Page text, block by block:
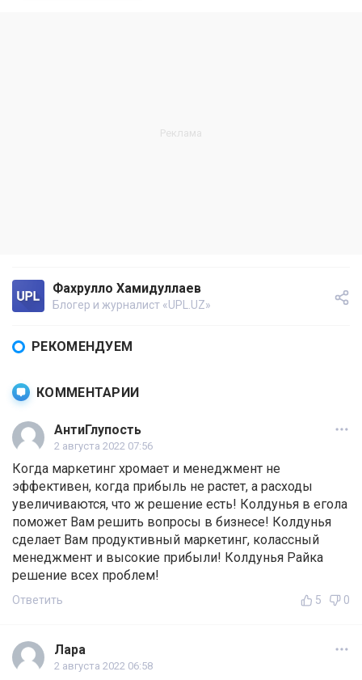
Фахрулло Хамидуллаев
Блогер и журналист «UPL.UZ»
РЕКОМЕНДУЕМ
КОММЕНТАРИИ
АнтиГлупость
2 августа 2022 07:56
Когда маркетинг хромает и менеджмент не
эффективен, когда прибыль не растет, а расходы
увеличиваются, что ж решение есть! Колдунья в егола
поможет Вам решить вопросы в бизнесе! Колдунья
сделает Вам продуктивный маркетинг, колассный
менеджмент и высокие прибыли! Колдунья Райка
решение всех проблем!
Ответить 5 0
Лара
2 августа 2022 06:58